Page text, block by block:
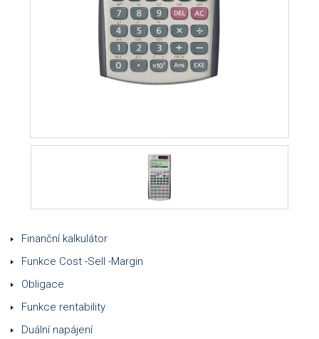
Finanční kalkulátor
Funkce Cost -Sell -Margin
Obligace
Funkce rentability
Duální napájení